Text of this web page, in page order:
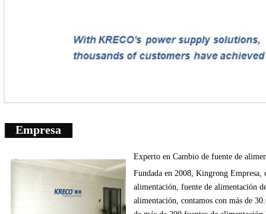
Empresa
Experto en Cambio de fuente de
Fundada en 2008 Kingrong Empresa,
alimentación , fuente de alimentación
alimentación contamos con más de